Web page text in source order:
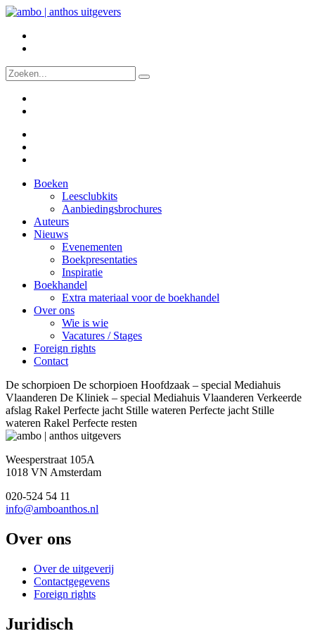
Boeken
Leesclubkits
Aanbiedingsbrochures
Auteurs
Nieuws
Evenementen
Boekpresentaties
Inspiratie
Boekhandel
Extra materiaal voor de boekhandel
Over ons
Wie is wie
Vacatures / Stages
Foreign rights
Contact
De schorpioen De schorpioen Hoofdzaak – special Mediahuis
Vlaanderen De Kliniek – special Mediahuis Vlaanderen Verkeerde
afslag Rakel Perfecte jacht Stille wateren Perfecte jacht Stille
wateren Rakel Perfecte resten
Weesperstraat 105A
1018 VN Amsterdam
020-524 54 11
info@amboanthos.nl
Over ons
Over de uitgeverij
Contactgegevens
Foreign rights
Juridisch